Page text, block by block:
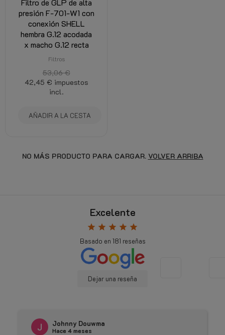
Filtro de GLP de alta
presión F-701-W1 con
conexión SHELL
hembra G.12 acodada
x macho G.12 recta
Filtros
53,06 €
42,45 € impuestos
incl.
AÑADIR A LA CESTA
NO MÁS PRODUCTO PARA CARGAR. VOLVER ARRIBA
Excelente
star star star star star
Basado en 181 reseñas
Dejar una reseña
Johnny Douwma
Hace 4 meses